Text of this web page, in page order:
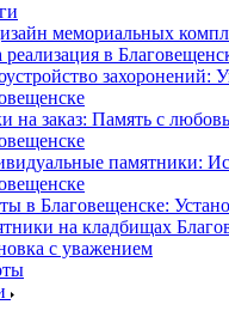
мемориальных
в
захоронений:
на заказ: Память с
памятники:
в Благовещенске:
на кладбищах
с уважением